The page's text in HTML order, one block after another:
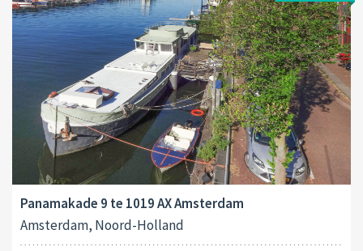
Panamakade 9 te 1019 AX Amsterdam
Amsterdam, Noord-Holland